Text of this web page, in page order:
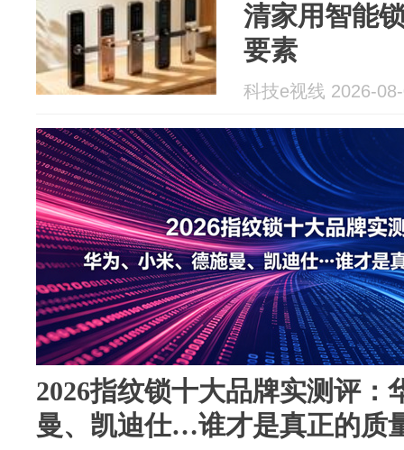
清家用智能
要素
科技e视线 2026-
2026指纹锁十大品牌实测评：
曼、凯迪仕…谁才是真正的质